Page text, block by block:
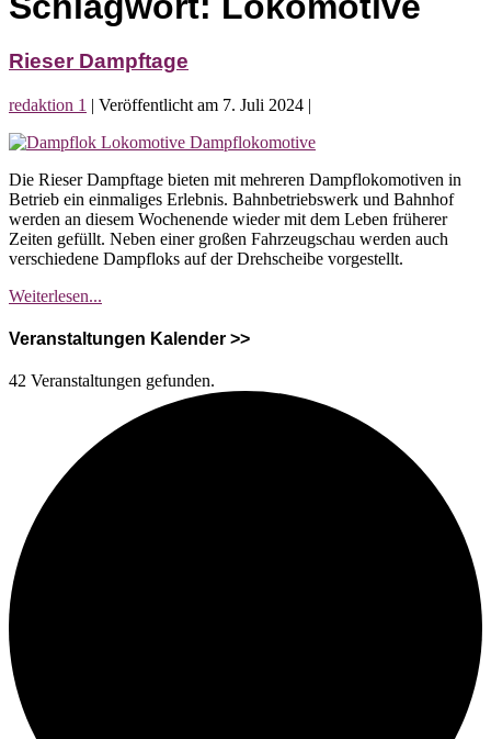
Rieser Dampftage
redaktion 1 | Veröffentlicht am 7. Juli 2024 |
Rieser
Die Rieser Dampftage bieten mit mehreren Dampflokomotiven in
Betrieb ein einmaliges Erlebnis. Bahnbetriebswerk und Bahnhof
werden an diesem Wochenende wieder mit dem Leben früherer
Zeiten gefüllt. Neben einer großen Fahrzeugschau werden auch
verschiedene Dampfloks auf der Drehscheibe vorgestellt.
Weiterlesen...
Veranstaltungen Kalender >>
42 Veranstaltungen gefunden.